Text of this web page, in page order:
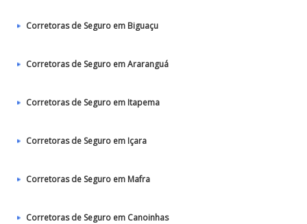
Corretoras de Seguro em Biguaçu
Corretoras de Seguro em Araranguá
Corretoras de Seguro em Itapema
Corretoras de Seguro em Içara
Corretoras de Seguro em Mafra
Corretoras de Seguro em Canoinhas